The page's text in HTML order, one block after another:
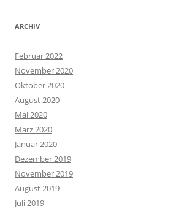
ARCHIV
Februar 2022
November 2020
Oktober 2020
August 2020
Mai 2020
März 2020
Januar 2020
Dezember 2019
November 2019
August 2019
Juli 2019